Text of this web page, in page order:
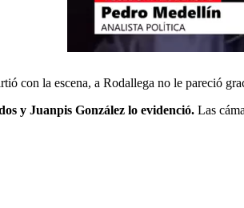
con la escena, a Rodallega no le pareció
y Juanpis González lo evidenció. Las